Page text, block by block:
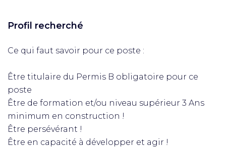
Profil recherché
Ce qui faut savoir pour ce poste :
Être titulaire du Permis B obligatoire pour ce
poste
Être de formation et/ou niveau supérieur 3 Ans
minimum en construction !
Être persévérant !
Être en capacité à développer et agir !